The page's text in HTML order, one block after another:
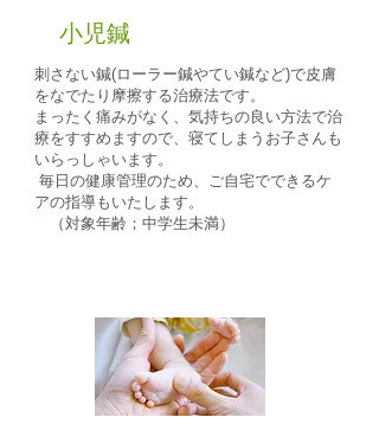
小児鍼
刺さない鍼(ローラー鍼やてい鍼など)で皮膚
をなでたり摩擦する治療法です。
まったく痛みがなく、気持ちの良い方法で治
療をすすめますので、寝てしまうお子さんも
いらっしゃいます。
毎日の健康管理のため、ご自宅でできるケ
アの指導もいたします。
（対象年齢；中学生未満）